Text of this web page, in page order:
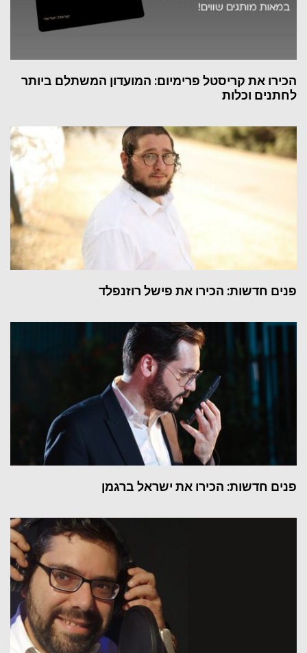
הכירו את קריסטל פרימיום: המועדון המשתלם ביותר
לחתנים וכלות
פנים חדשות: הכירו את פישל רוזנפלד
פנים חדשות: הכירו את ישראל ברגמן